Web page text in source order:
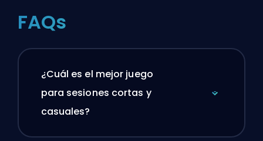
FAQs
¿Cuál es el mejor juego
para sesiones cortas y
casuales?